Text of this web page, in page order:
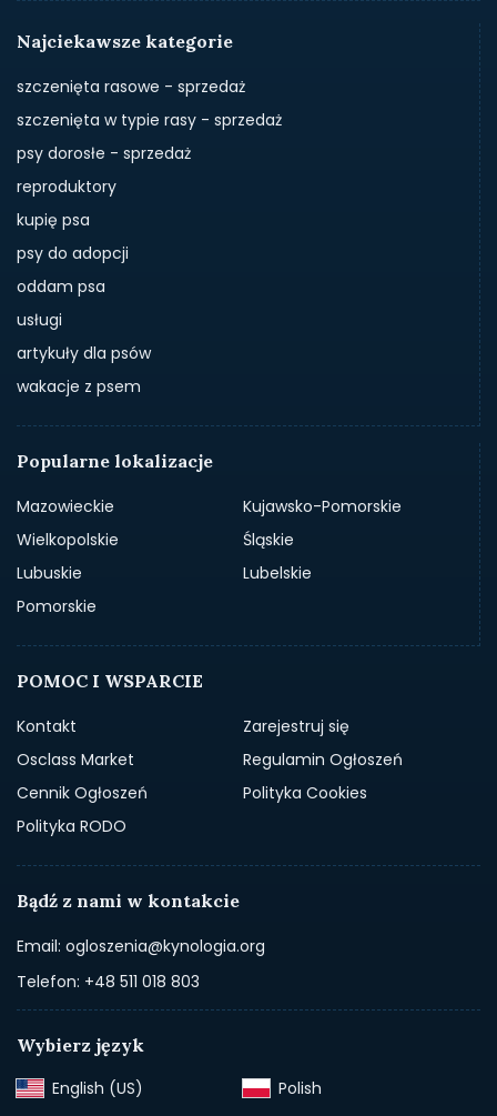
Najciekawsze kategorie
szczenięta rasowe - sprzedaż
szczenięta w typie rasy - sprzedaż
psy dorosłe - sprzedaż
reproduktory
kupię psa
psy do adopcji
oddam psa
usługi
artykuły dla psów
wakacje z psem
Popularne lokalizacje
Mazowieckie
Kujawsko-Pomorskie
Wielkopolskie
Śląskie
Lubuskie
Lubelskie
Pomorskie
POMOC I WSPARCIE
Kontakt
Zarejestruj się
Osclass Market
Regulamin Ogłoszeń
Cennik Ogłoszeń
Polityka Cookies
Polityka RODO
Bądź z nami w kontakcie
Email: ogloszenia@kynologia.org
Telefon: +48 511 018 803
Wybierz język
English (US)‎
Polish‎